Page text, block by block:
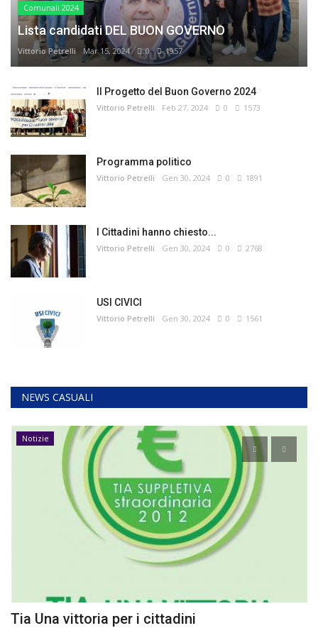
Comunali 2024
Lista candidati DEL BUON GOVERNO
Vittorio Petrelli Mar 15, 2024 0 1957
Il Progetto del Buon Governo 2024
Vittorio Petrelli Feb 27, 2024 0 1573
Programma politico
Vittorio Petrelli Gen 30, 2024 0 1891
I Cittadini hanno chiesto...
Vittorio Petrelli Gen 30, 2024 0 2768
USI CIVICI
Vittorio Petrelli Gen 30, 2024 0 1561
NEWS CASUALI
Notizie
Tia Una vittoria per i cittadini